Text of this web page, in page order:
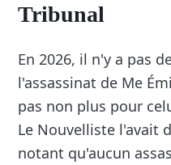
Tribunal
En 2026, il n'y a pas
l'assassinat de Me
pas non plus pour
Le Nouvelliste l'avait
notant qu'aucun